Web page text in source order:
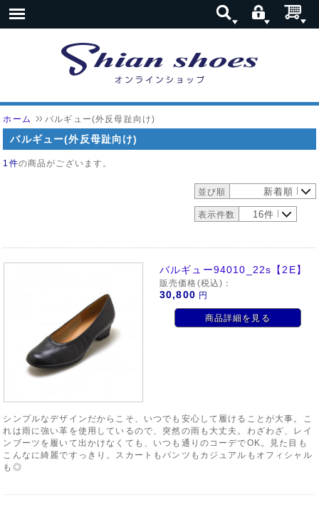
ホーム バルギュー(外反母趾向け)
バルギュー(外反母趾向け)
1件の商品がございます。
並び順 新着順
表示件数 16件
バルギュー94010_22s【2E】
販売価格(税込)：
30,800 円
商品詳細を見る
シンプルなデザインだからこそ、いつでも安心して履けることが大事。こ
れは雨に強い革を使用しているので、突然の雨も大丈夫。わざわざ、レイ
ンブーツを履いて出かけなくても、いつも通りのコーデでOK。見た目も
こんなに綺麗ですっきり。スカートもパンツもカジュアルもオフィシャル
も◎